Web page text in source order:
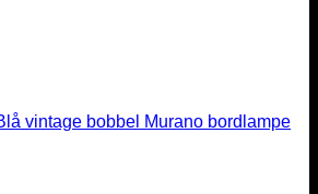
vintage bobbel Murano bordlampe